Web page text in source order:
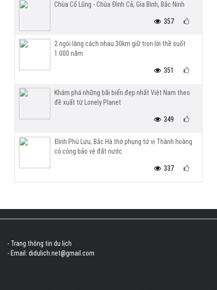
Chùa Cổ Lũng - Chùa Đình Cả, Gia Bình, Bắc Ninh
357
2 ngôi làng cách nhau 30km giữ trọn lời thề suốt
1.000 năm
351
Khám phá những bãi biển đẹp nhất Việt Nam theo
đề xuất từ Lonely Planet
349
Đình Phù Lưu, Bắc Hà thờ phụng tứ vị Thành hoàng
có công bảo vệ đất nước
337
- Trang thông tin du lịch
- Email: didulich.net@gmail.com